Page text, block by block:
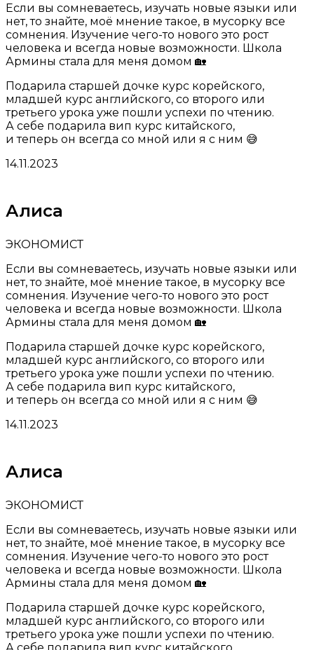
Если вы сомневаетесь, изучать новые языки или
нет, то знайте, моё мнение такое, в мусорку все
сомнения. Изучение чего-то нового это рост
человека и всегда новые возможности. Школа
Армины стала для меня домом 🏡
Подарила старшей дочке курс корейского,
младшей курс английского, со второго или
третьего урока уже пошли успехи по чтению.
А себе подарила вип курс китайского,
и теперь он всегда со мной или я с ним 😅
14.11.2023
Алиса
ЭКОНОМИСТ
Если вы сомневаетесь, изучать новые языки или
нет, то знайте, моё мнение такое, в мусорку все
сомнения. Изучение чего-то нового это рост
человека и всегда новые возможности. Школа
Армины стала для меня домом 🏡
Подарила старшей дочке курс корейского,
младшей курс английского, со второго или
третьего урока уже пошли успехи по чтению.
А себе подарила вип курс китайского,
и теперь он всегда со мной или я с ним 😅
14.11.2023
Алиса
ЭКОНОМИСТ
Если вы сомневаетесь, изучать новые языки или
нет, то знайте, моё мнение такое, в мусорку все
сомнения. Изучение чего-то нового это рост
человека и всегда новые возможности. Школа
Армины стала для меня домом 🏡
Подарила старшей дочке курс корейского,
младшей курс английского, со второго или
третьего урока уже пошли успехи по чтению.